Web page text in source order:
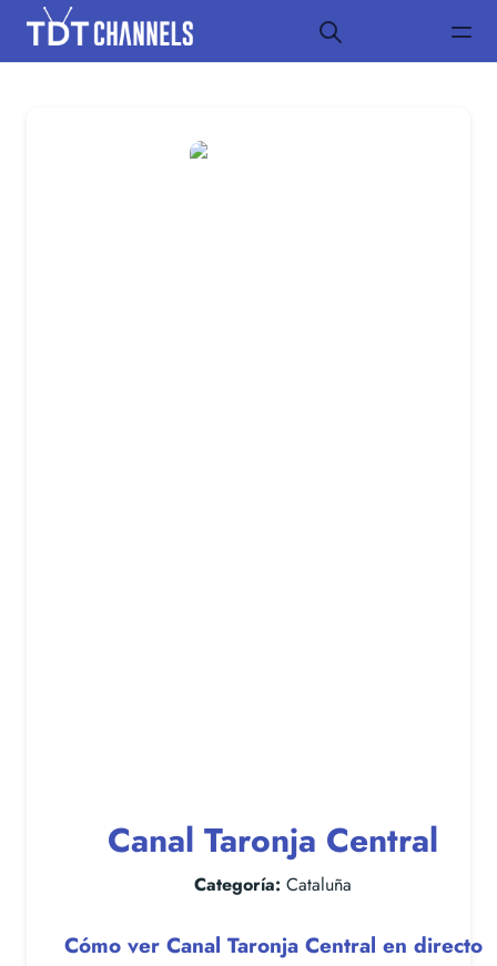
Canal Taronja Central
Categoría: Cataluña
Cómo ver Canal Taronja Central en directo